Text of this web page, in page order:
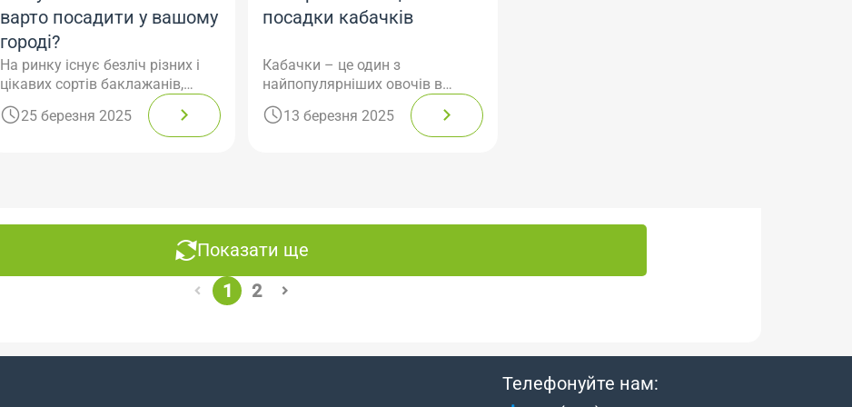
варто посадити у вашому
городі?
На ринку існує безліч різних і
цікавих сортів баклажанів,
серед яких особливе місце
займають білі баклажани
25 березня 2025
посадки кабачків
Кабачки – це один з
найпопулярніших овочів в
Україні. Він вирізняється
високою врожайністю і
невибагливістю у догляді.
13 березня 2025
Показати ще
1
2
Телефонуйте нам: